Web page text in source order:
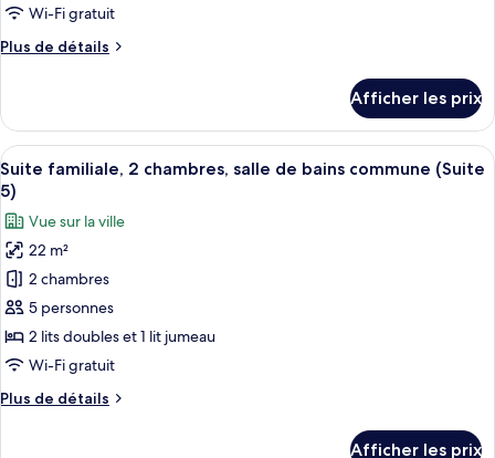
chambre :
Suite
de
bains
commune
Wi-Fi gratuit
Plus de détails
Plus
Suite
familiale,
salle
de
bains
commune
Afficher les prix
Afficher
toutes
les
photos
pour
ce
type
de
chambre :
familiale,
Une chambre d’hôtel avec deux
6
Suite familiale, 2 chambres, salle de bains commune (Suite
5)
Vue sur la ville
22 m²
2 chambres
5 personnes
2 lits doubles et 1 lit jumeau
Wi-Fi gratuit
Plus de détails
Plus
Afficher les prix